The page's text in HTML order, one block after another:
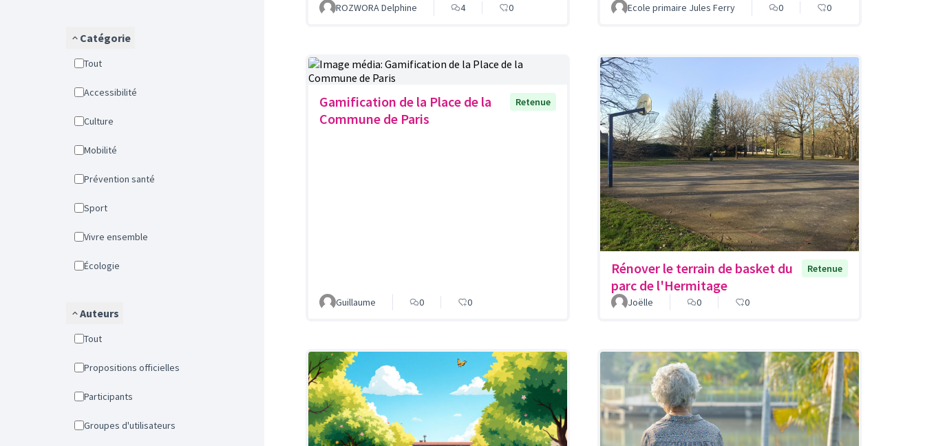
Catégorie
Tout
Accessibilité
Culture
Mobilité
Prévention santé
Sport
Vivre ensemble
Écologie
Auteurs
Tout
Propositions officielles
Participants
Groupes d'utilisateurs
ROZWORA Delphine 4 0 Ecole primaire Jules Ferry 0 0
Gamification de la Place de la
Commune de Paris
Retenue
Guillaume 0 0
Rénover le terrain de basket du
parc de l'Hermitage
Retenue
Joëlle 0 0